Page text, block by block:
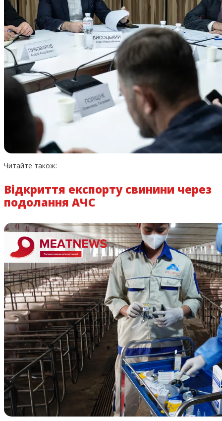
Читайте також:
Відкриття експорту свинини через
подолання АЧС